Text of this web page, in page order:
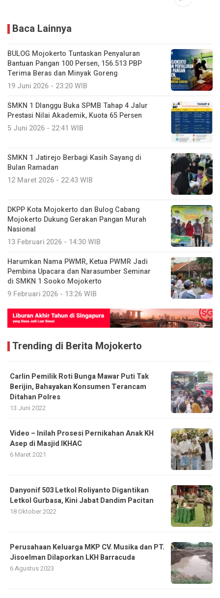
Baca Lainnya
BULOG Mojokerto Tuntaskan Penyaluran
Bantuan Pangan 100 Persen, 156.513 PBP
Terima Beras dan Minyak Goreng
19 Juni 2026 - 23:20 WIB
SMKN 1 Dlanggu Buka SPMB Tahap 4 Jalur
Prestasi Nilai Akademik, Kuota 65 Persen
5 Juni 2026 - 22:41 WIB
SMKN 1 Jatirejo Berbagi Kasih Sayang di
Bulan Ramadan
12 Maret 2026 - 22:43 WIB
DKPP Kota Mojokerto dan Bulog Cabang
Mojokerto Dukung Gerakan Pangan Murah
Nasional
13 Februari 2026 - 14:30 WIB
Harumkan Nama PWMR, Ketua PWMR Jadi
Pembina Upacara dan Narasumber Seminar
di SMKN 1 Sooko Mojokerto
9 Februari 2026 - 13:26 WIB
Trending di Berita Mojokerto
Carlin Pemilik Roti Bunga Mawar Puti Tak
Berijin, Bahayakan Konsumen Terancam
Ditahan Polres
13 Juni 2022
Video – Inilah Prosesi Pernikahan Anak KH
Asep di Masjid IKHAC
6 Maret 2021
Danyonif 503 Letkol Roliyanto Digantikan
Letkol Gurbasa, Kini Jabat Dandim Pacitan
18 Oktober 2022
Perusahaan Keluarga MKP CV. Musika dan PT.
Jisoelman Dilaporkan LKH Barracuda
6 Agustus 2023